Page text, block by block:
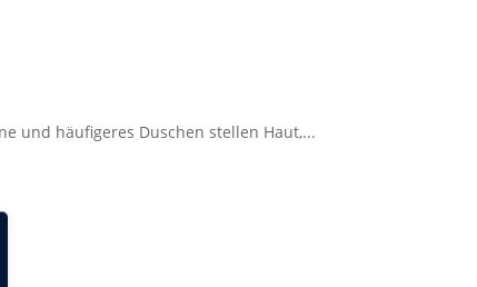
und häufigeres Duschen stellen Haut,...